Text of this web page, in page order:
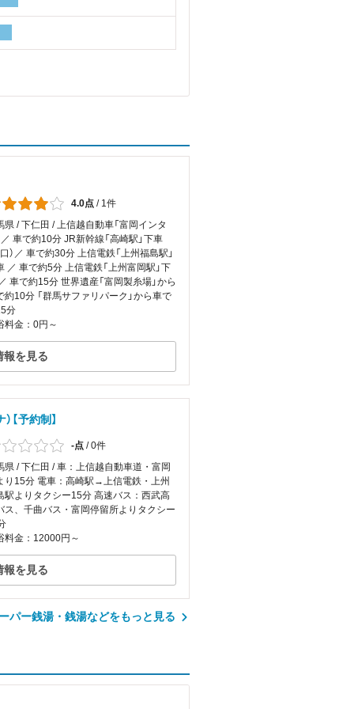
4.0点 / 1件
県 / 下仁田 / 上信越自動車「富岡インタ
／ 車で約10分 JR新幹線「高崎駅」下車
口）／ 車で約30分 上信電鉄「上州福島駅」
／ 車で約5分 上信電鉄「上州富岡駅」下
車で約15分 世界遺産「富岡製糸場」から
約10分 「群馬サファリパーク」から車で
分
料金：0円～
報を見る
【予約制】
-点 /0件
県 / 下仁田 / 車：上信越自動車道・富岡
り15分 電車：高崎駅→上信電鉄・上州
駅よりタクシー15分 高速バス：西武高
ス、千曲バス・富岡停留所よりタクシー
料金：12000円～
報を見る
パー銭湯・銭湯などをもっと見る